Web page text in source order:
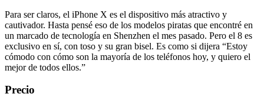
Para ser claros, el iPhone X es el dispositivo más atractivo y
cautivador. Hasta pensé eso de los modelos piratas que encontré en
un marcado de tecnología en Shenzhen el mes pasado. Pero el 8 es
exclusivo en sí, con toso y su gran bisel. Es como si dijera “Estoy
cómodo con cómo son la mayoría de los teléfonos hoy, y quiero el
mejor de todos ellos.”
Precio